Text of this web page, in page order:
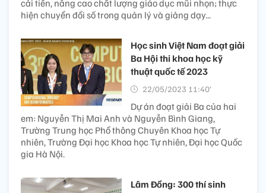
cải tiến, nâng cao chất lượng giáo dục mũi nhọn; thực
hiện chuyển đổi số trong quản lý và giảng dạy...
Học sinh Việt Nam đoạt giải
Ba Hội thi khoa học kỹ
thuật quốc tế 2023
22/05/2023 11:40’
Dự án đoạt giải Ba của hai
em: Nguyễn Thị Mai Anh và Nguyễn Bình Giang,
Trường Trung học Phổ thông Chuyên Khoa học Tự
nhiên, Trường Đại học Khoa học Tự nhiên, Đại học Quốc
gia Hà Nội.
Lâm Đồng: 300 thí sinh